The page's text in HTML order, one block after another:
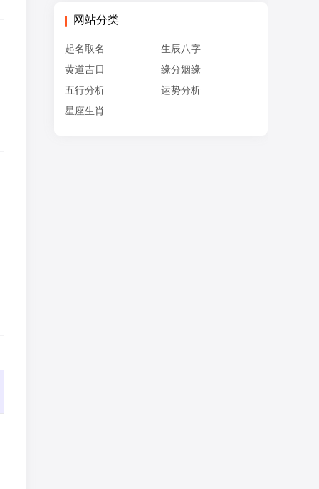
网站分类
起名取名
生辰八字
黄道吉日
缘分姻缘
五行分析
运势分析
星座生肖